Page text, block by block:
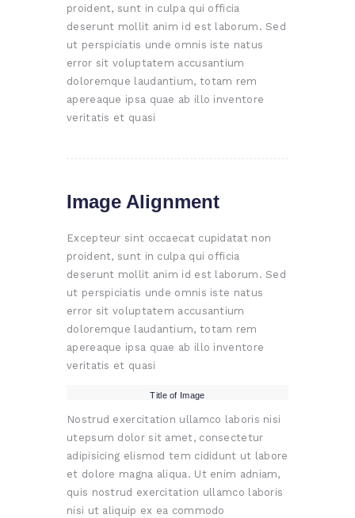
proident, sunt in culpa qui officia
deserunt mollit anim id est laborum. Sed
ut perspiciatis unde omnis iste natus
error sit voluptatem accusantium
doloremque laudantium, totam rem
apereaque ipsa quae ab illo inventore
veritatis et quasi
Image Alignment
Excepteur sint occaecat cupidatat non
proident, sunt in culpa qui officia
deserunt mollit anim id est laborum. Sed
ut perspiciatis unde omnis iste natus
error sit voluptatem accusantium
doloremque laudantium, totam rem
apereaque ipsa quae ab illo inventore
veritatis et quasi
Title of Image
Nostrud exercitation ullamco laboris nisi
utepsum dolor sit amet, consectetur
adipisicing elismod tem cididunt ut labore
et dolore magna aliqua. Ut enim adniam,
quis nostrud exercitation ullamco laboris
nisi ut aliquip ex ea commodo